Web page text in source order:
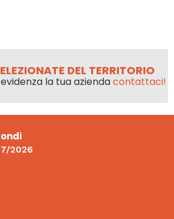
DEL TERRITORIO
la tua aziendacontattaci!
2026